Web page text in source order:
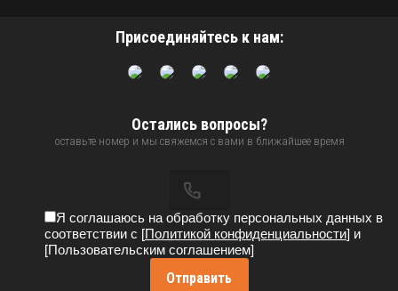
Присоединяйтесь к нам:
Остались вопросы?
оставьте номер и мы свяжемся с вами в ближайшее время
Я соглашаюсь на обработку персональных данных в
соответствии с [Политикой конфиденциальности] и
[Пользовательским соглашением]
Отправить